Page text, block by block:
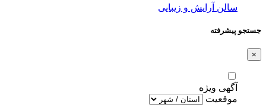
سالن آرایش و زیبایی
جستجو پیشرفته
×
آگهی ویژه
موقعیت